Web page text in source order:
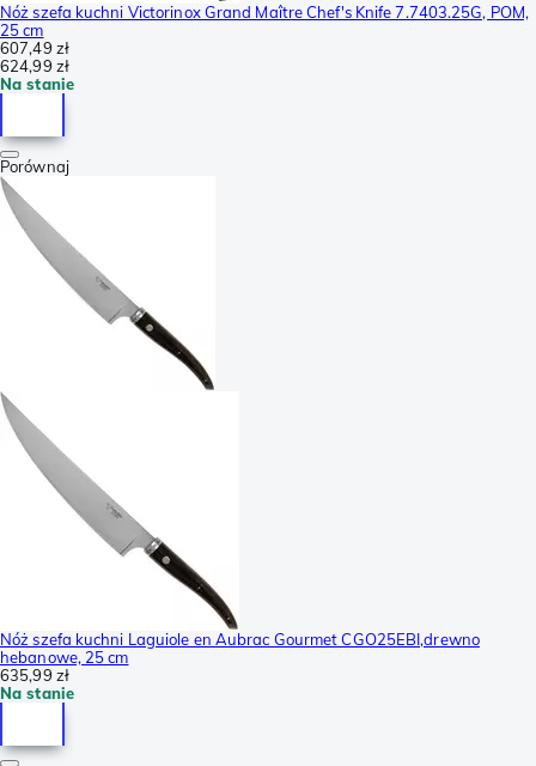
Nóż szefa kuchni Victorinox Grand Maître Chef's Knife 7.7403.25G, POM,
25 cm
607,49 zł
624,99 zł
Na stanie
Porównaj
Nóż szefa kuchni Laguiole en Aubrac Gourmet CGO25EBI,drewno
hebanowe, 25 cm
635,99 zł
Na stanie